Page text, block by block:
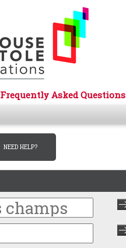
Frequently Asked Questions
NEED HELP?